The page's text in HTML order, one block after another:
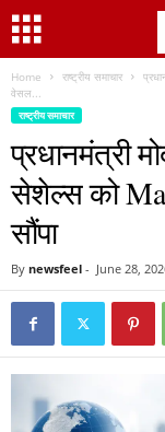
Home राष्ट्रीय समाचार
वेसल...
राष्ट्रीय समाचार
प्रधानमंत्री
सेशेल्स को
सौंपा
By newsfeel - June 28,